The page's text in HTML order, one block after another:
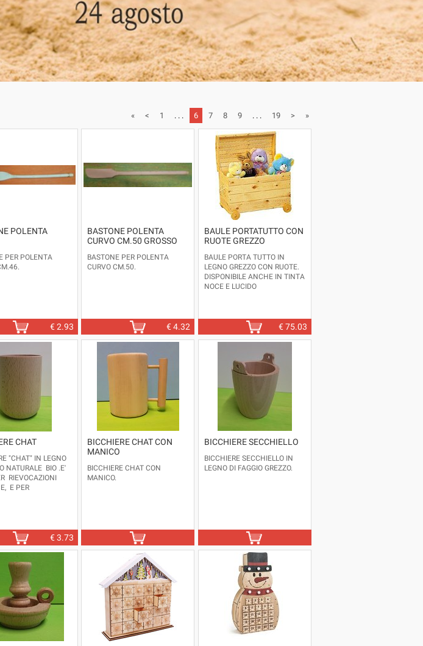
« < 1 . . . 6 7 8 9 . . . 19 > »
POLENTA
PER POLENTA
€2.93
BASTONE POLENTA
CURVO CM.50 GROSSO
BASTONE PER POLENTA
CURVO CM.50.
€4.32
BAULE PORTATUTTO CON
RUOTE GREZZO
BAULE PORTA TUTTO IN
LEGNO GREZZO CON RUOTE.
DISPONIBILE ANCHE IN TINTA
NOCE E LUCIDO
CM.69 - PROFONDITA' CM.40 -
ALTEZZA CM. 38/45
€75.03
CHAT
"CHAT" IN LEGNO
NATURALE BIO .E'
RIEVOCAZIONI
E PER
€3.73
BICCHIERE CHAT CON
MANICO
BICCHIERE CHAT CON
MANICO.
BICCHIERE SECCHIELLO
BICCHIERE SECCHIELLO IN
LEGNO DI FAGGIO GREZZO.